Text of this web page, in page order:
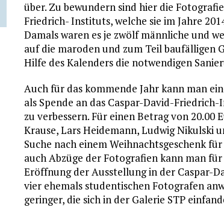
über. Zu bewundern sind hier die
Friedrich- Instituts, welche sie im Jahre
Damals waren es je zwölf männliche und
auf die maroden und zum Teil baufälligen
Hilfe des Kalenders die notwendigen
Auch für das kommende Jahr kann man
als Spende an das Caspar-David-
zu verbessern. Für einen Betrag von
Krause, Lars Heidemann, Ludwig Nikulski
Suche nach einem Weihnachtsgeschenk
auch Abzüge der Fotografien kann man
Eröffnung der Ausstellung in der Caspar-
vier ehemals studentischen Fotografen
geringer, die sich in der Galerie STP